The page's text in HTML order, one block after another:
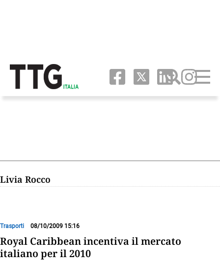
Livia Rocco
Trasporti 08/10/2009 15:16
Royal Caribbean incentiva il mercato
italiano per il 2010